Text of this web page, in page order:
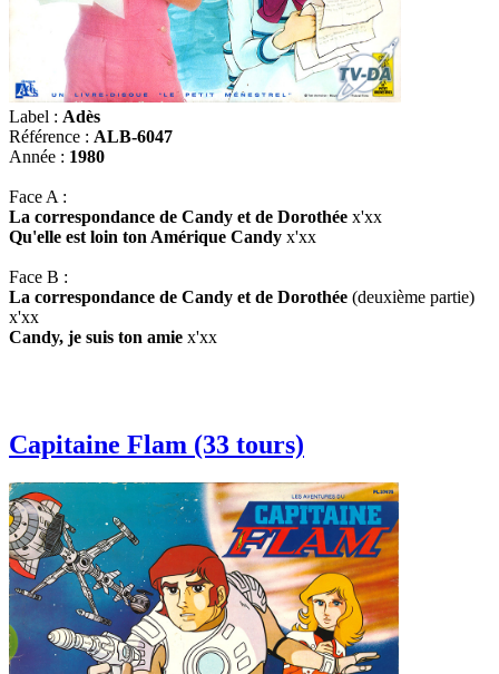
Label : Adès
Référence : ALB-6047
Année : 1980
Face A :
La correspondance de Candy et de Dorothée x'xx
Qu'elle est loin ton Amérique Candy x'xx
Face B :
La correspondance de Candy et de Dorothée (deuxième partie)
x'xx
Candy, je suis ton amie x'xx
Capitaine Flam (33 tours)